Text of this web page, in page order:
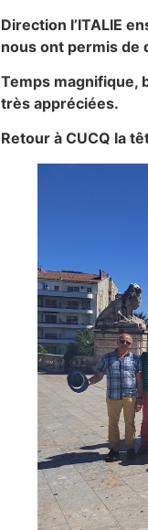
Direction l’ITALIE
nous ont permis de
Temps magnifique,
très appréciées.
Retour à CUCQ la